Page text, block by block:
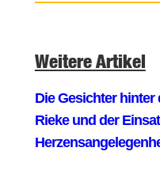
Weitere Artikel